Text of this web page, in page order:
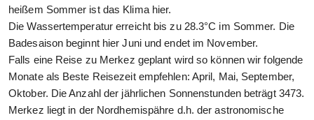
heißem Sommer ist das Klima hier.
Die Wassertemperatur erreicht bis zu 28.3°C im Sommer. Die
Badesaison beginnt hier Juni und endet im November.
Falls eine Reise zu Merkez geplant wird so können wir folgende
Monate als Beste Reisezeit empfehlen: April, Mai, September,
Oktober. Die Anzahl der jährlichen Sonnenstunden beträgt 3473.
Merkez liegt in der Nordhemispähre d.h. der astronomische